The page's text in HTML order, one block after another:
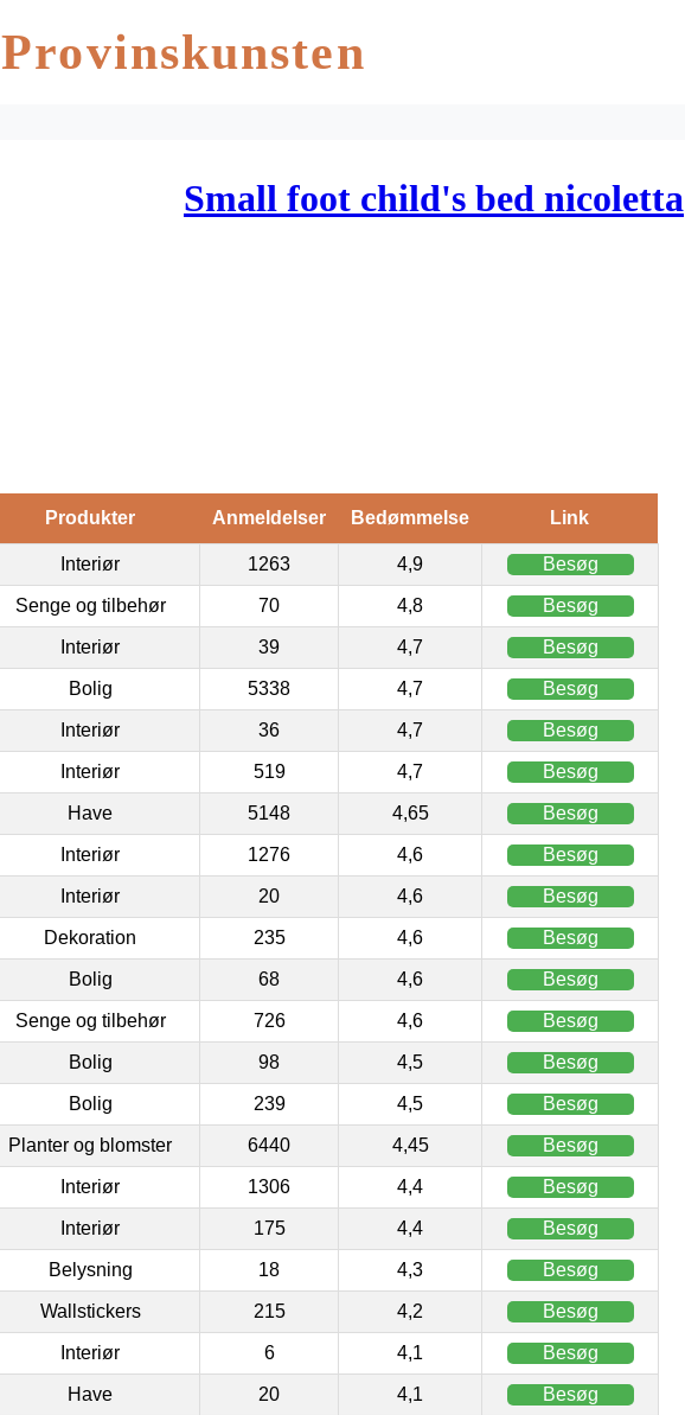
Provinskunsten
Small foot child's bed nicoletta
Produkter Anmeldelser Bedømmelse Link
Interiør 1263 4,9 Besøg
Senge og tilbehør 70 4,8 Besøg
Interiør 39 4,7 Besøg
Bolig 5338 4,7 Besøg
Interiør 36 4,7 Besøg
Interiør 519 4,7 Besøg
Have 5148 4,65 Besøg
Interiør 1276 4,6 Besøg
Interiør 20 4,6 Besøg
Dekoration 235 4,6 Besøg
Bolig 68 4,6 Besøg
Senge og tilbehør 726 4,6 Besøg
Bolig 98 4,5 Besøg
Bolig 239 4,5 Besøg
Planter og blomster 6440 4,45 Besøg
Interiør 1306 4,4 Besøg
Interiør 175 4,4 Besøg
Belysning 18 4,3 Besøg
Wallstickers 215 4,2 Besøg
Interiør 6 4,1 Besøg
Have 20 4,1 Besøg